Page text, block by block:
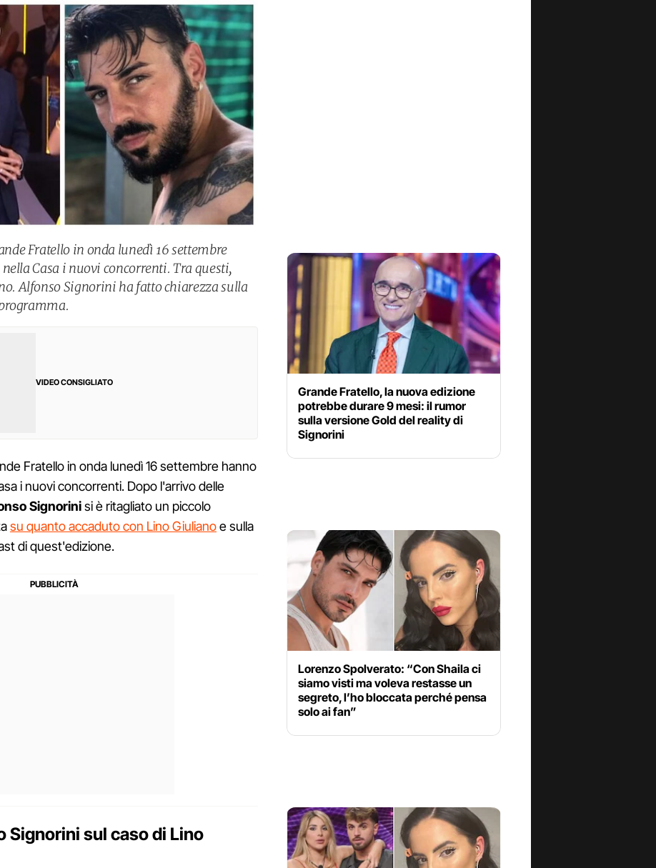
Fratello in onda lunedì 16 settembre
Casa i nuovi concorrenti. Tra questi,
Alfonso Signorini ha fatto chiarezza sulla
VIDEO CONSIGLIATO
Fratello in onda lunedì 16 settembre hanno
i nuovi concorrenti. Dopo l'arrivo delle
Signorinisi è ritagliato un piccolo
su quanto accaduto con Lino Giulianoe sulla
di quest'edizione.
Signorini sul caso di Lino
Grande Fratello, la nuova edizione
potrebbe durare 9 mesi: il rumor
sulla versione Gold del reality di
Signorini
Lorenzo Spolverato: “Con Shaila ci
siamo visti ma voleva restasse un
segreto, l’ho bloccata perché pensa
solo ai fan”